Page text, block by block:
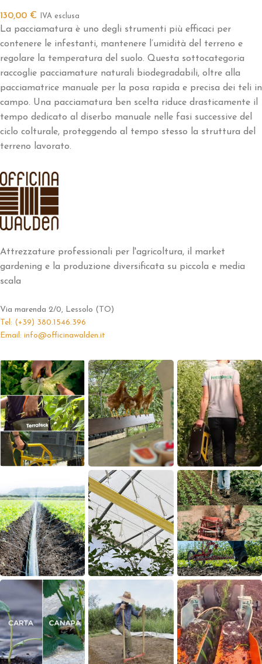
130,00 € IVA esclusa
La pacciamatura è uno degli strumenti più efficaci per
contenere le infestanti, mantenere l’umidità del terreno e
regolare la temperatura del suolo. Questa sottocategoria
raccoglie pacciamature naturali biodegradabili, oltre alla
pacciamatrice manuale per la posa rapida e precisa dei teli in
campo. Una pacciamatura ben scelta riduce drasticamente il
tempo dedicato al diserbo manuale nelle fasi successive del
ciclo colturale, proteggendo al tempo stesso la struttura del
terreno lavorato.
Attrezzature professionali per l'agricoltura, il market
gardening e la produzione diversificata su piccola e media
scala
Via marenda 2/0, Lessolo (TO)
Tel: (+39) 380.1546.396
Email: info@officinawalden.it